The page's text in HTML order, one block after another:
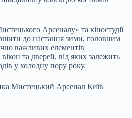
Арсеналу» та кіностудії
до настання зими, головним
важливих елементів
та дверей, від яких залежить
у холодну пору року.
Мистецький Арсенал Київ